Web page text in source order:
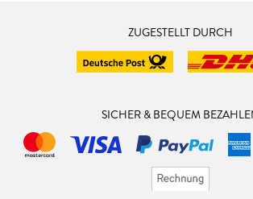
ZUGESTELLT DURCH
SICHER & BEQUEM